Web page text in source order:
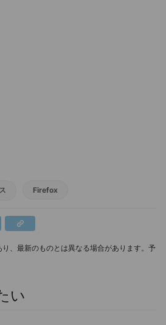
Firefox
、最新のものとは異なる場合があります。予
い